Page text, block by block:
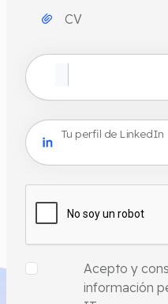
CV
Tu perfil de LinkedIn
Acepto y
información